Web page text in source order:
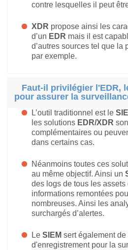
contre lesquelles il peut
XDR propose ainsi les
d’un EDR mais il est
d’autres sources tel que la
par exemple.
Faut-il privilégier l'EDR,
pour assurer la
L’outil traditionnel est le
les solutions EDR/XDR
complémentaires ou
dans certains cas.
Néanmoins toutes ces
au même objectif. Ainsi un
des logs de tous les assets
informations remontées
nombreuses. Ainsi les
surchargés d’alertes.
LeSIEM sert également de
d'enregistrement pour la